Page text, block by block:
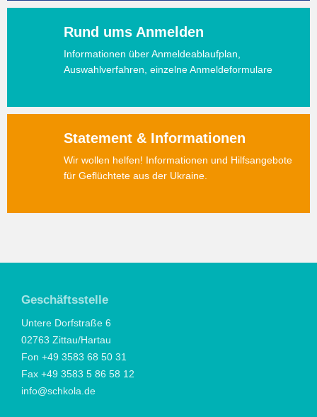
Rund ums Anmelden
Informationen über Anmeldeablaufplan,
Auswahlverfahren, einzelne Anmeldeformulare
Statement & Informationen
Wir wollen helfen! Informationen und Hilfsangebote
für Geflüchtete aus der Ukraine.
Geschäftsstelle
Untere Dorfstraße 6
02763 Zittau/Hartau
Fon +49 3583 68 50 31
Fax +49 3583 5 86 58 12
info@schkola.de